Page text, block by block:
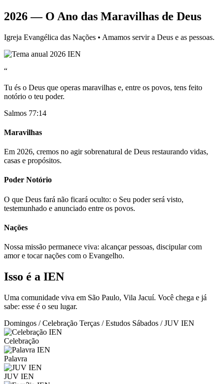
2026 — O Ano das Maravilhas de Deus
Igreja Evangélica das Nações • Amamos servir a Deus e as pessoas.
“
Tu és o Deus que operas maravilhas e, entre os povos, tens feito
notório o teu poder.
Salmos 77:14
Maravilhas
Em 2026, cremos no agir sobrenatural de Deus restaurando vidas,
casas e propósitos.
Poder Notório
O que Deus fará não ficará oculto: o Seu poder será visto,
testemunhado e anunciado entre os povos.
Nações
Nossa missão permanece viva: alcançar pessoas, discipular com
amor e tocar nações com o Evangelho.
Isso é a IEN
Uma comunidade viva em São Paulo, Vila Jacuí. Você chega e já
sabe: esse é o seu lugar.
Domingos / Celebração Terças / Estudos Sábados / JUV IEN
Celebração
Palavra
JUV IEN